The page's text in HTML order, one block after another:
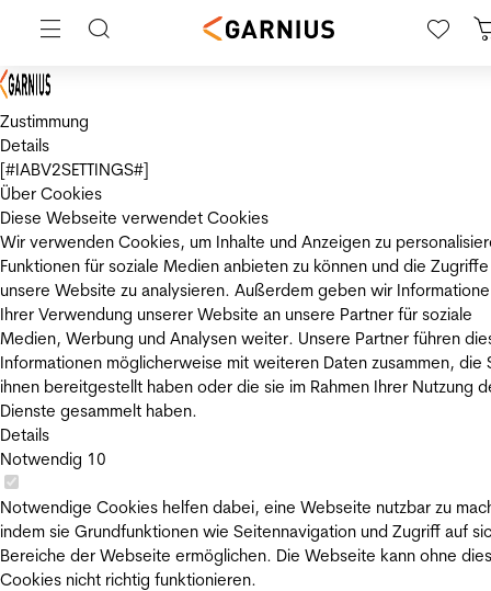
Zustimmung
Details
[#IABV2SETTINGS#]
Über Cookies
Diese Webseite verwendet Cookies
Wir verwenden Cookies, um Inhalte und Anzeigen zu
Funktionen für soziale Medien anbieten zu können und die
unsere Website zu analysieren. Außerdem geben wir
Ihrer Verwendung unserer Website an unsere Partner für soziale
Medien, Werbung und Analysen weiter. Unsere Partner führen
Informationen möglicherweise mit weiteren Daten zusammen, die
ihnen bereitgestellt haben oder die sie im Rahmen Ihrer Nutzung
Dienste gesammelt haben.
Details
Notwendig 10
Notwendige Cookies helfen dabei, eine Webseite nutzbar zu
indem sie Grundfunktionen wie Seitennavigation und Zugriff auf
Bereiche der Webseite ermöglichen. Die Webseite kann ohne
Cookies nicht richtig funktionieren.